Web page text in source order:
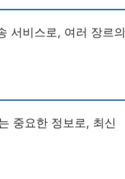
서비스로, 여러 장르의
중요한 정보로, 최신